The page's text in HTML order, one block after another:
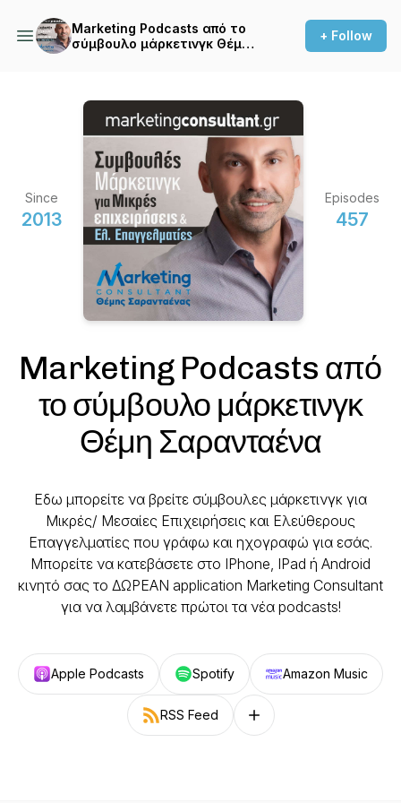
Marketing Podcasts από το
σύμβουλο μάρκετινγκ Θέμη
+ Follow
Since
2013
Episodes
457
Marketing Podcasts από
το σύμβουλο μάρκετινγκ
Θέμη Σαρανταένα
Εδω μπορείτε να βρείτε σύμβουλες μάρκετινγκ για
Μικρές/ Μεσαίες Επιχειρήσεις και Ελεύθερους
Επαγγελματίες που γράφω και ηχογραφώ για εσάς.
Μπορείτε να κατεβάσετε στο IPhone, IPad ή Android
κινητό σας το ΔΩΡΕΑΝ application Marketing Consultant
για να λαμβάνετε πρώτοι τα νέα podcasts!
Apple Podcasts Spotify Amazon Music
RSS Feed Follow on other platforms